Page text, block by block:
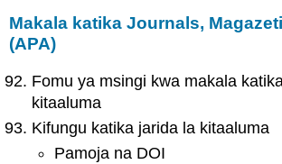
Makala katika Journals,
(APA)
Fomu ya msingi kwa makala
kitaaluma
Kifungu katika jarida la kitaaluma
Pamoja na DOI